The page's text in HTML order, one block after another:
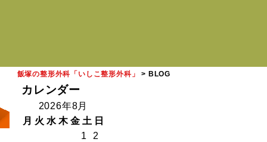
飯塚の整形外科「いしこ整形外科」 > BLOG
カレンダー
2026年8月
月 火 水 木 金 土 日
1
2